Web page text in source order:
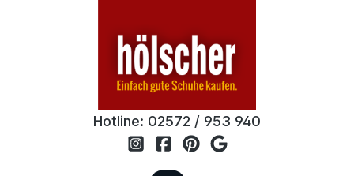
Hotline: 02572 / 953 940